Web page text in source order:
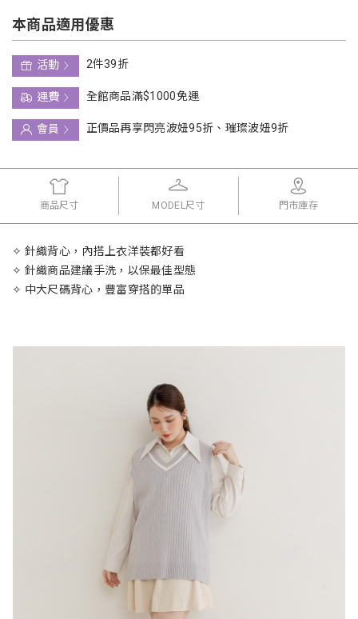
本商品適用優惠
活動
2件39折
運費
全館商品滿$1000免運
會員
正價品再享閃亮波妞95折、璀璨波妞9折
商品尺寸 MODEL尺寸 門市庫存
✧ 針織背心，內搭上衣洋裝都好看
✧ 針織商品建議手洗，以保最佳型態
✧ 中大尺碼背心，豐富穿搭的單品